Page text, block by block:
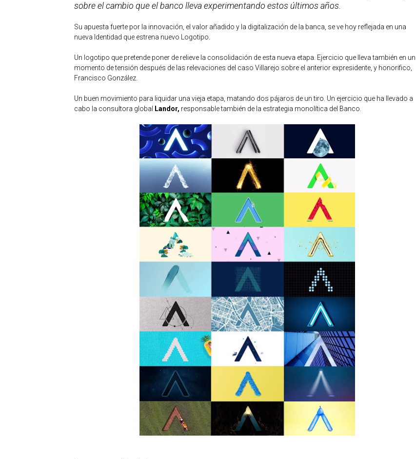
sobre el cambio que el banco lleva experimentando estos últimos años.
Su apuesta fuerte por la innovación, el valor añadido y la digitalización de la banca, se ve hoy reflejada en una
nueva Identidad que estrena nuevo Logotipo.
Un logotipo que pretende poner de relieve la consolidación de esta nueva etapa. Ejercicio que lleva también en un
momento de tensión después de las relevaciones del caso Villarejo sobre el anterior expresidente, y honorifico,
Francisco González.
Un buen movimiento para liquidar una vieja etapa, matando dos pájaros de un tiro. Un ejercicio que ha llevado a
cabo la consultora global
Landor, responsable también de la estrategia monolítica del Banco.